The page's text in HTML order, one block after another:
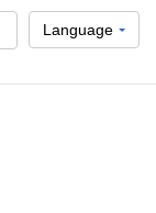
Language